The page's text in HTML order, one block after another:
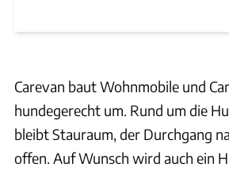
Carevan baut Wohnmobile und
hundegerecht um. Rund um die
bleibt Stauraum, der Durchgang
offen. Auf Wunsch wird auch ein